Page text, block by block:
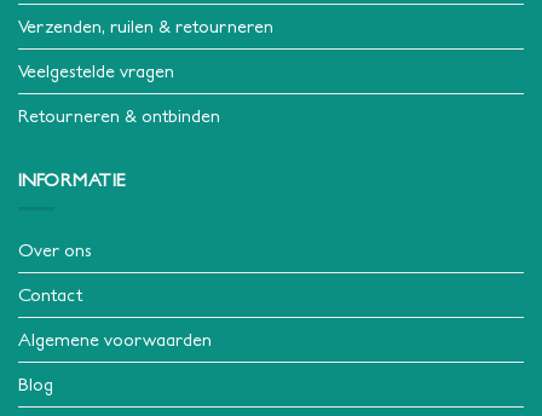
Verzenden, ruilen & retourneren
Veelgestelde vragen
Retourneren & ontbinden
INFORMATIE
Over ons
Contact
Algemene voorwaarden
Blog